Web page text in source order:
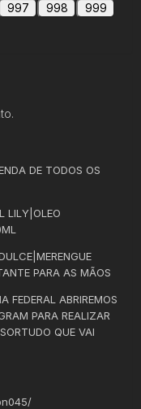
997 998 999
DE TODOS OS
LILY|OLEO
PARA AS MÃOS
FEDERAL ABRIREMOS
PARA REALIZAR
QUE VAI